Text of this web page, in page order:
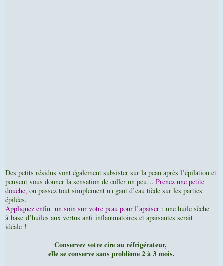
Des petits résidus vont également subsister sur la peau après l’épilation et
peuvent vous donner la sensation de coller un peu… Prenez une petite
douche, ou passez tout simplement un gant d’eau tiède sur les parties
épilées.
Appliquez enfin un soin sur votre peau pour l’apaiser : une huile sèche
à base d’huiles aux vertus anti inflammatoires et apaisantes serait
idéale !
Conservez votre cire au réfrigérateur,
elle se conserve sans problème 2 à 3 mois.